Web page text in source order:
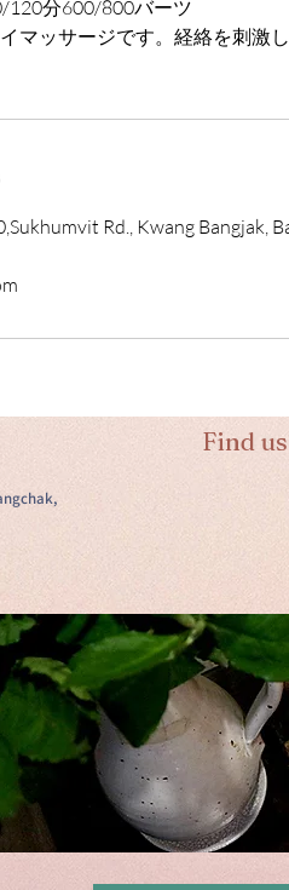
分600/800バーツ
マッサージです。経絡を刺激
Rd., Kwang Bangjak,
Find us